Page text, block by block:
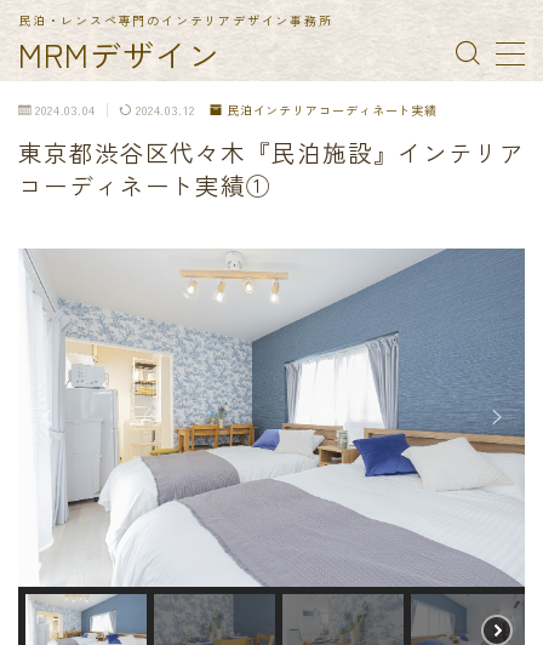
MRMデザイン
民泊・レンスペ専門のインテリアデザイン事務所
MENU
TOP
民泊備品一覧
会社概要
お問合せ
特定商取引法に基づく表記
2024.03.04 2024.03.12 民泊インテリアコーディネート実績
東京都渋谷区代々木『民泊施設』インテリア
コーディネート実績①